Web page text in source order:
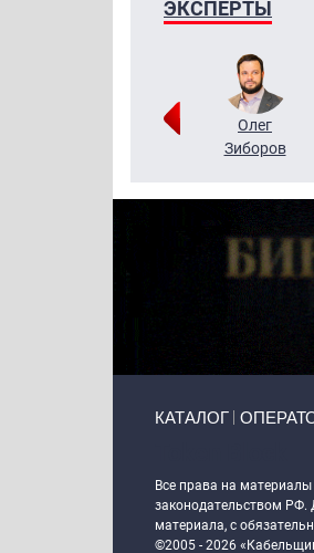
ЭКСПЕРТЫ
Григорий
Олег
Зиборов
КАТАЛОГ
Все права на
законодательством РФ.
материала, с
©2005 - 2026